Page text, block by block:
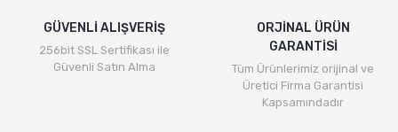
GÜVENLİ ALIŞVERİŞ
256bit SSL Sertifikası ile
Güvenli Satın Alma
ORJİNAL ÜRÜN
GARANTİSİ
Tüm Ürünlerimiz orijinal ve
Üretici Firma Garantisi
Kapsamındadır